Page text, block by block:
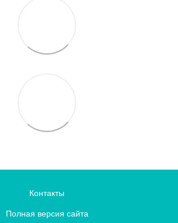
Контакты
Полная версия сайта